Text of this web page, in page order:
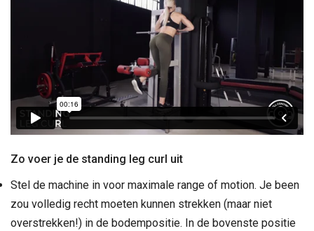
Zo voer je de standing leg curl uit
Stel de machine in voor maximale range of motion. Je been
zou volledig recht moeten kunnen strekken (maar niet
overstrekken!) in de bodempositie. In de bovenste positie